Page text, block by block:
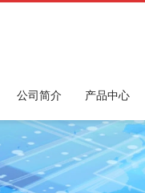
公司简介 产品中心